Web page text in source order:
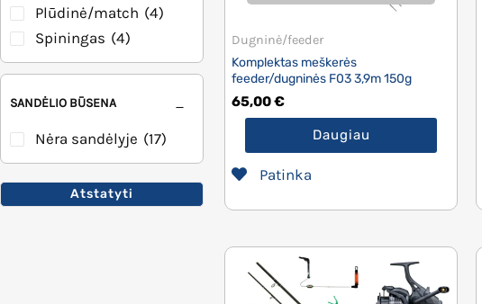
Plūdinė/match (4)
Spiningas (4)
SANDĖLIO BŪSENA
Nėra sandėlyje (17)
Atstatyti
Dugninė/feeder
Komplektas meškerės
feeder/dugninės F03 3,9m 150g
65,00€
Daugiau
Patinka